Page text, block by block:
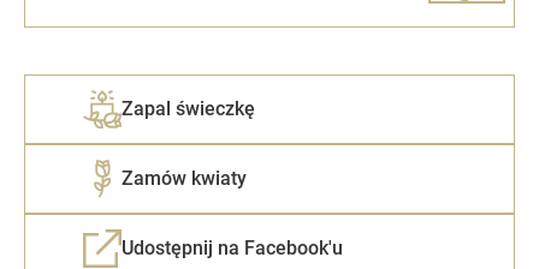
Zapal świeczkę
Zamów kwiaty
Udostępnij na Facebook'u